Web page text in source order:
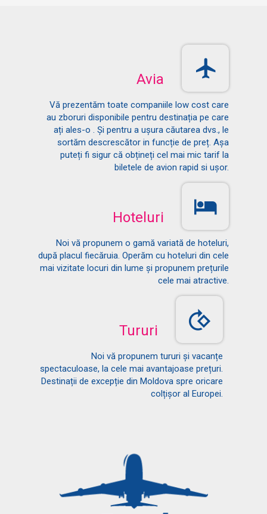
Avia
Vă prezentăm toate companiile low cost care
au zboruri disponibile pentru destinația pe care
ați ales-o . Și pentru a ușura căutarea dvs., le
sortăm descrescător in funcție de preț. Așa
puteți fi sigur că obțineți cel mai mic tarif la
biletele de avion rapid si ușor.
Hoteluri
Noi vă propunem o gamă variată de hoteluri,
după placul fiecăruia. Operăm cu hoteluri din cele
mai vizitate locuri din lume și propunem prețurile
cele mai atractive.
Tururi
Noi vă propunem tururi și vacanțe
spectaculoase, la cele mai avantajoase prețuri.
Destinații de excepție din Moldova spre oricare
colțișor al Europei.